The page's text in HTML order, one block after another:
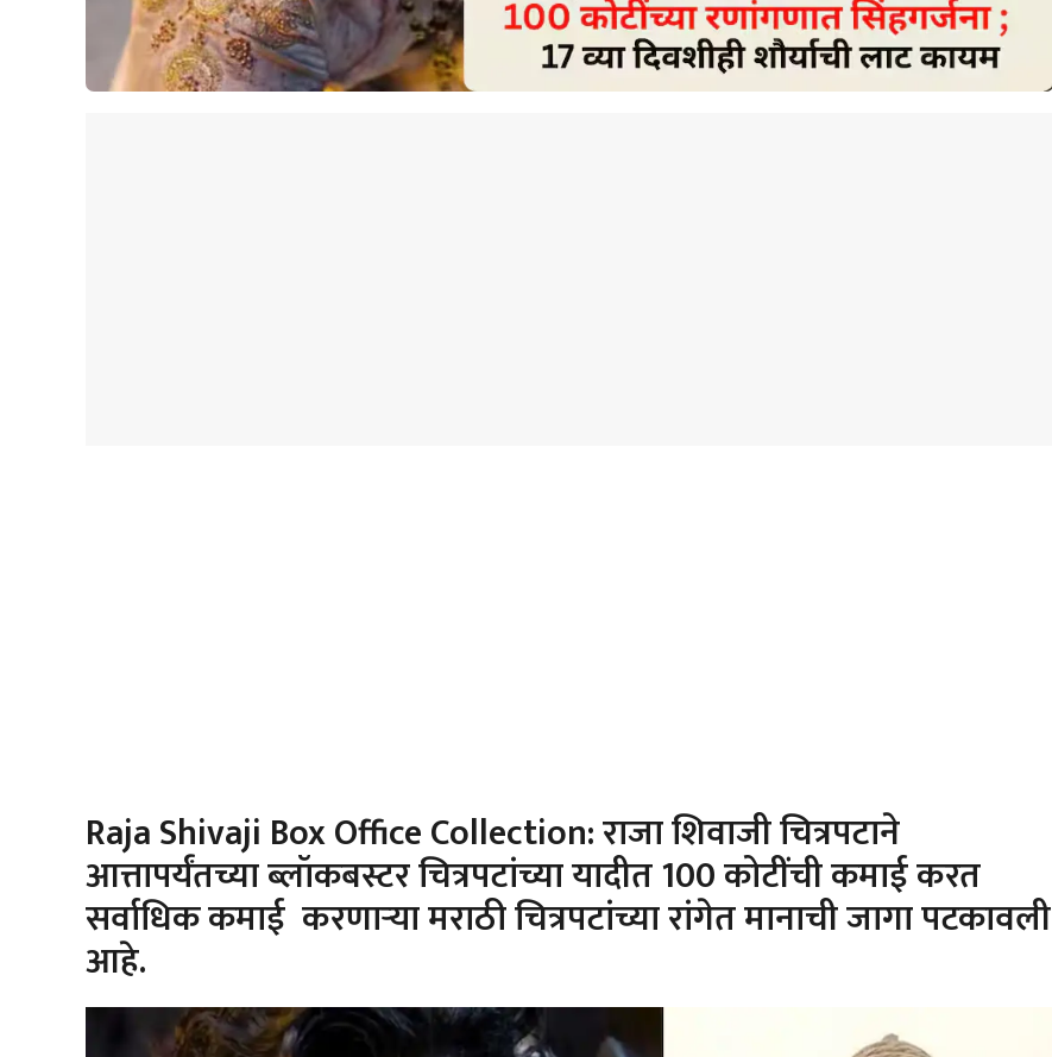
Raja Shivaji Box Office Collection: राजा शिवाजी चित्रपटाने
आत्तापर्यंतच्या ब्लॉकबस्टर चित्रपटांच्या यादीत 100 कोटींची कमाई करत
सर्वाधिक कमाई करणाऱ्या मराठी चित्रपटांच्या रांगेत मानाची जागा पटकावली
आहे.